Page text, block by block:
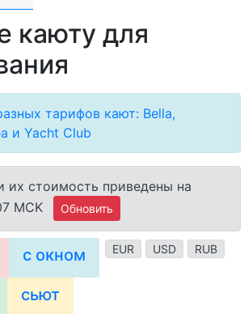
каюту для
тарифов кают: Bella,
и Yacht Club
их стоимость приведены на
MCK
Обновить
EUR USD RUB
с окном
сьют